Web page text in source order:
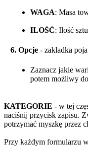
WAGA: Masa
ILOŚĆ: Ilość
6. Opcje - zakładka
Zaznacz jakie
potem możliwy
KATEGORIE - w tej
naciśnij przycisk zapisu.
potrzymać myszkę przez
Przy każdym formularzu